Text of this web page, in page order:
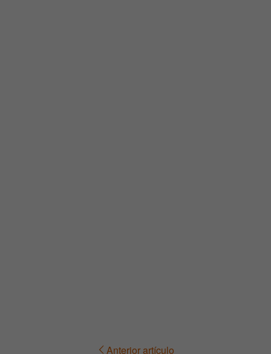
Anterior artículo